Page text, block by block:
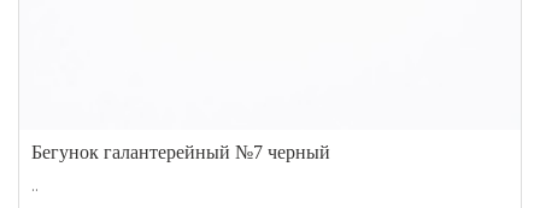
Бегунок галантерейный №7 черный
..